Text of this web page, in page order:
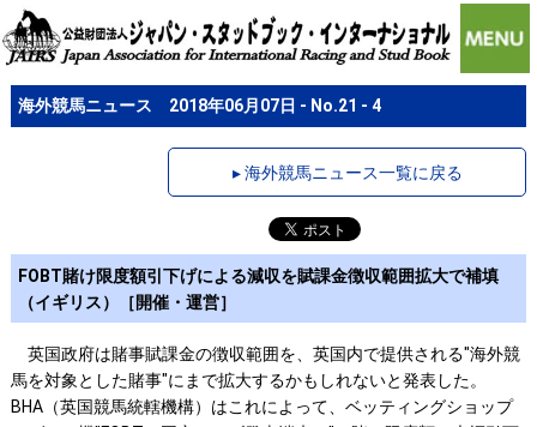
海外競馬ニュース 2018年06月07日 - No.21 - 4
▸ 海外競馬ニュース一覧に戻る
FOBT賭け限度額引下げによる減収を賦課金徴収範囲拡大で補填
（イギリス）［開催・運営］
英国政府は賭事賦課金の徴収範囲を、英国内で提供される"海外競
馬を対象とした賭事"にまで拡大するかもしれないと発表した。
BHA（英国競馬統轄機構）はこれによって、ベッティングショップ